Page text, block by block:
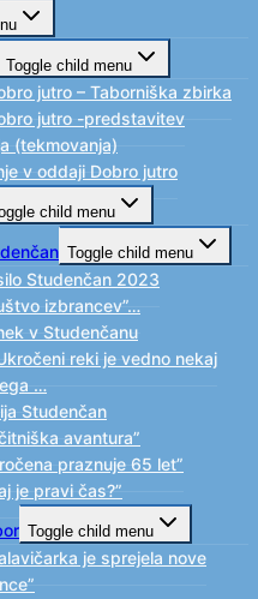
Toggle child menu
jutro – Taborniška zbirka
jutro -predstavitev
(tekmovanja)
v oddaji Dobro jutro
child menu
Toggle child menu
Studenčan 2023
izbrancev”…
v Studenčanu
reki je vedno nekaj
…
Studenčan
avantura”
praznuje 65 let”
je pravi čas?”
Toggle child menu
je sprejela nove